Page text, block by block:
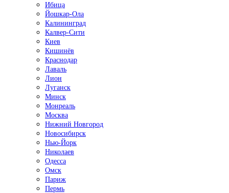
Ибица
Йошкар-Ола
Калининград
Калвер-Сити
Киев
Кишинёв
Краснодар
Лаваль
Лион
Луганск
Минск
Монреаль
Москва
Нижний Новгород
Новосибирск
Нью-Йорк
Николаев
Одесса
Омск
Париж
Пермь